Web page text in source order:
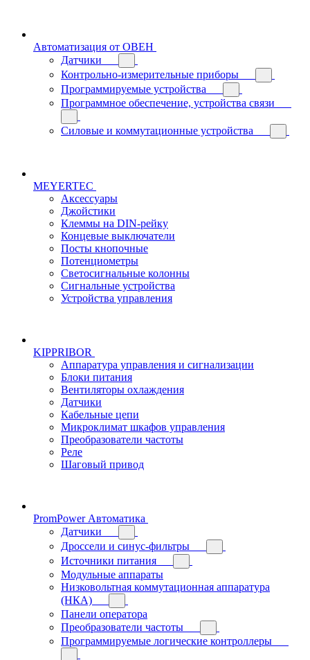
Автоматизация от ОВЕН
Датчики
Контрольно-измерительные приборы
Программируемые устройства
Программное обеспечение, устройства связи
Силовые и коммутационные устройства
MEYERTEC
Аксессуары
Джойстики
Клеммы на DIN-рейку
Концевые выключатели
Посты кнопочные
Потенциометры
Светосигнальные колонны
Сигнальные устройства
Устройства управления
KIPPRIBOR
Аппаратура управления и сигнализации
Блоки питания
Вентиляторы охлаждения
Датчики
Кабельные цепи
Микроклимат шкафов управления
Преобразователи частоты
Реле
Шаговый привод
PromPower Автоматика
Датчики
Дроссели и синус-фильтры
Источники питания
Модульные аппараты
Низковольтная коммутационная аппаратура
(НКА)
Панели оператора
Преобразователи частоты
Программируемые логические контроллеры